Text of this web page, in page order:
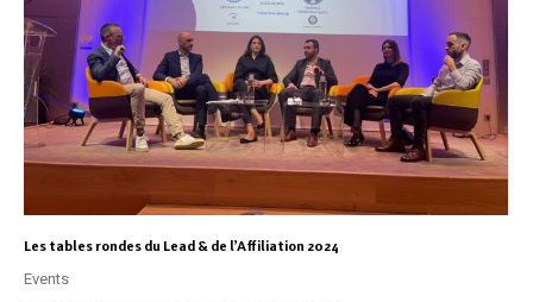
Les tables rondes du Lead & de l’Affiliation 2024
Events